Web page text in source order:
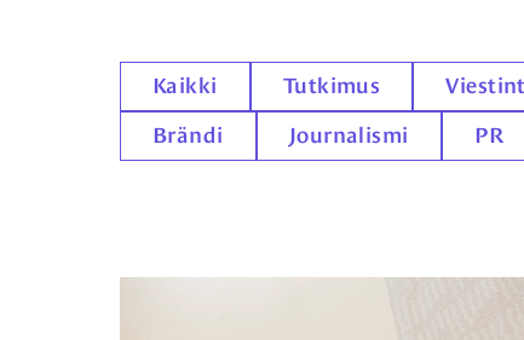
Kaikki Tutkimus
Brändi Journalismi PR